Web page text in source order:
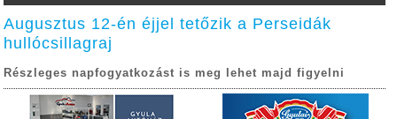
Augusztus 12-én éjjel tetőzik a Perseidák
hullócsillagraj
Részleges napfogyatkozást is meg lehet majd figyelni